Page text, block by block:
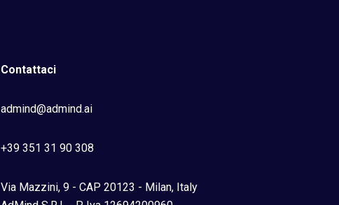
Contattaci
admind@admind.ai
+39 351 31 90 308
Via Mazzini, 9 - CAP 20123 - Milan, Italy